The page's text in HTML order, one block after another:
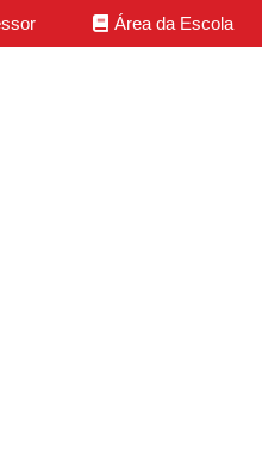
Área da Escola